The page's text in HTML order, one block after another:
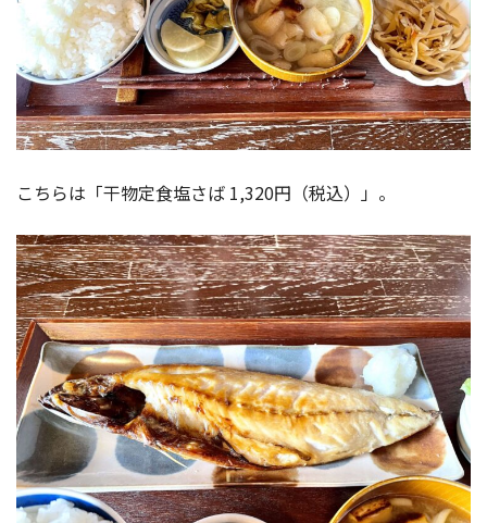
こちらは「干物定食塩さば 1,320円（税込）」。